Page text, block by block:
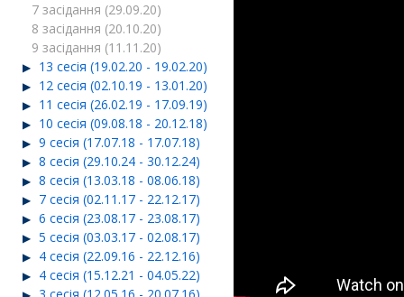
7 засідання (29.09.20)
8 засідання (20.10.20)
9 засідання (11.11.20)
13 сесія (19.02.20 - 19.02.20)
12 сесія (02.10.19 - 13.01.20)
11 сесія (26.02.19 - 17.09.19)
10 сесія (09.08.18 - 20.12.18)
9 сесія (17.07.18 - 17.07.18)
8 сесія (29.10.24 - 30.12.24)
8 сесія (13.03.18 - 08.06.18)
7 сесія (02.11.17 - 22.12.17)
6 сесія (23.08.17 - 23.08.17)
5 сесія (03.03.17 - 02.08.17)
4 сесія (22.09.16 - 22.12.16)
4 сесія (15.12.21 - 04.05.22)